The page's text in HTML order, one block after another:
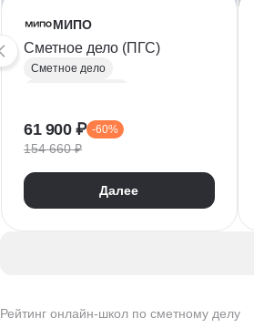
Рейтинг онлайн-школ по сметному делу
МИПО
Сметное дело (ПГС)
Сметное дело
Строительство
Материаловедение
61 900 ₽ -60%
154 660 ₽
Далее